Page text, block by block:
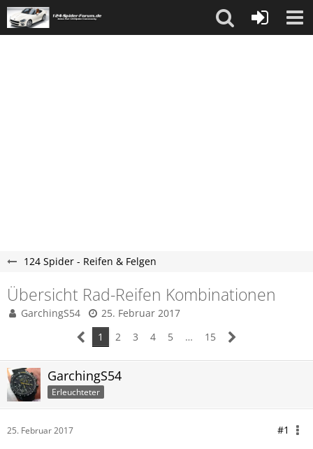
124 Spider - Reifen & Felgen
Übersicht Rad-Reifen Kombinationen
GarchingS54
25. Februar 2017
1
2 3 4 5 … 15
GarchingS54
Erleuchteter
25. Februar 2017 #1